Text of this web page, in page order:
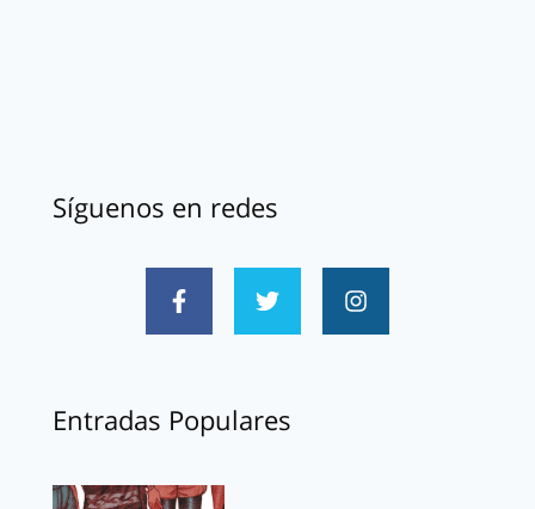
Síguenos en redes
Entradas Populares